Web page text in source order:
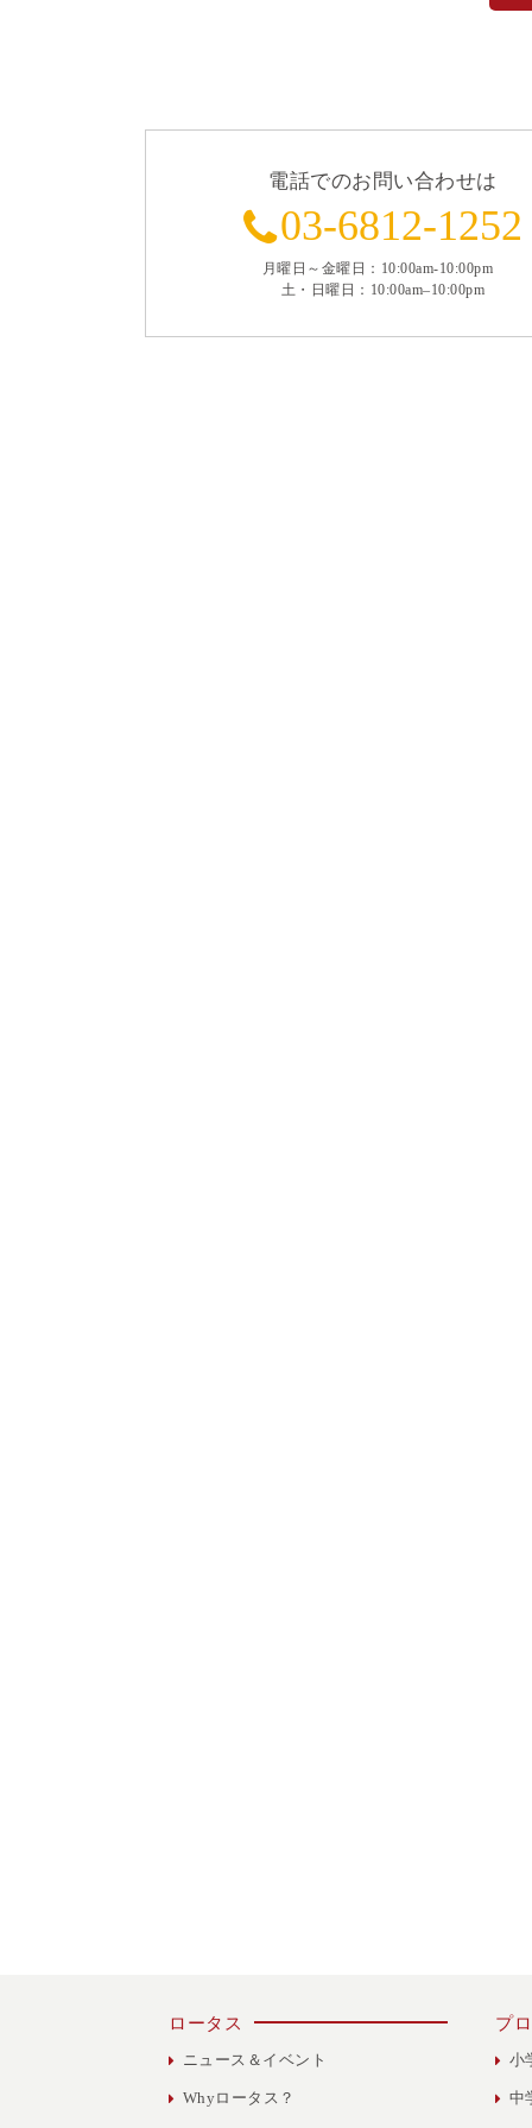
電話でのお問い合わせは
03-6812-1252
月曜日～金曜日：10:00am-10:00pm
土・日曜日：10:00am–10:00pm
ロータス
ニュース＆イベント
Whyロータス？
プ
小
中